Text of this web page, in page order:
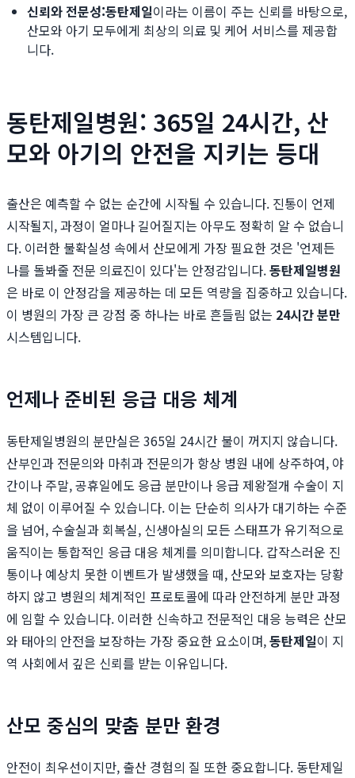
신뢰와 전문성:동탄제일이라는 이름이 주는 신뢰를 바탕으로,
산모와 아기 모두에게 최상의 의료 및 케어 서비스를 제공합
니다.
동탄제일병원: 365일 24시간, 산
모와 아기의 안전을 지키는 등대
출산은 예측할 수 없는 순간에 시작될 수 있습니다. 진통이 언제
시작될지, 과정이 얼마나 길어질지는 아무도 정확히 알 수 없습니
다. 이러한 불확실성 속에서 산모에게 가장 필요한 것은 '언제든
나를 돌봐줄 전문 의료진이 있다'는 안정감입니다.동탄제일병원
은 바로 이 안정감을 제공하는 데 모든 역량을 집중하고 있습니다.
이 병원의 가장 큰 강점 중 하나는 바로 흔들림 없는 24시간 분만
시스템입니다.
언제나 준비된 응급 대응 체계
동탄제일병원의 분만실은 365일 24시간 불이 꺼지지 않습니다.
산부인과 전문의와 마취과 전문의가 항상 병원 내에 상주하여, 야
간이나 주말, 공휴일에도 응급 분만이나 응급 제왕절개 수술이 지
체 없이 이루어질 수 있습니다. 이는 단순히 의사가 대기하는 수준
을 넘어, 수술실과 회복실, 신생아실의 모든 스태프가 유기적으로
움직이는 통합적인 응급 대응 체계를 의미합니다. 갑작스러운 진
통이나 예상치 못한 이벤트가 발생했을 때, 산모와 보호자는 당황
하지 않고 병원의 체계적인 프로토콜에 따라 안전하게 분만 과정
에 임할 수 있습니다. 이러한 신속하고 전문적인 대응 능력은 산모
와 태아의 안전을 보장하는 가장 중요한 요소이며,동탄제일이 지
역 사회에서 깊은 신뢰를 받는 이유입니다.
산모 중심의 맞춤 분만 환경
안전이 최우선이지만, 출산 경험의 질 또한 중요합니다. 동탄제일